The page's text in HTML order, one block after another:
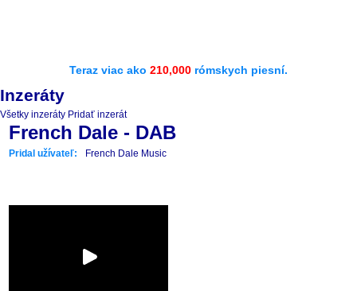
Teraz viac ako 210,000 rómskych piesní.
Inzeráty
Všetky inzeráty Pridať inzerát
French Dale - DAB
Pridal užívateľ: French Dale Music